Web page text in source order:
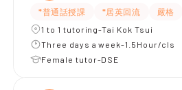
*普通話授課 *居英回流 嚴格
1 to 1 tutoring-Tai Kok Tsui
Three days a week-1.5Hour/cls
Female tutor-DSE